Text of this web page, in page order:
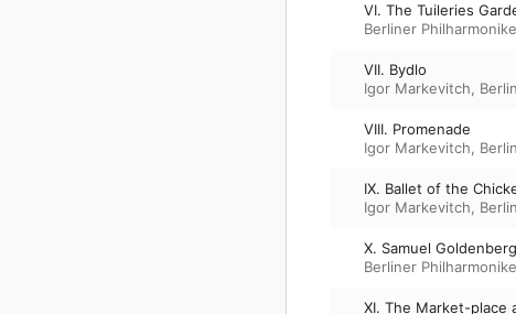
VI. The Tuileries
Berliner
VII. Bydlo
Igor Markevitch,
VIII. Promenade
Igor Markevitch,
IX. Ballet of the
Igor Markevitch,
X. Samuel
Berliner
XI. The Market-place